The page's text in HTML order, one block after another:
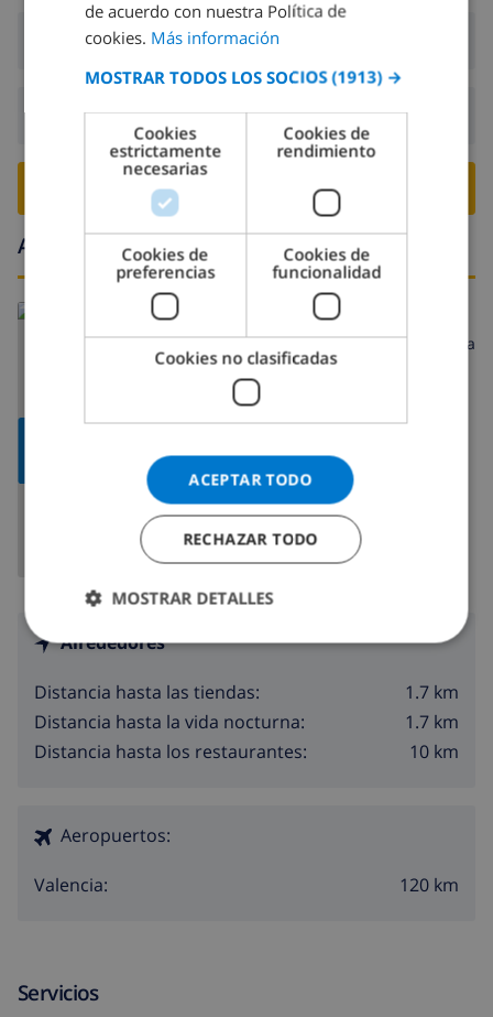
Llegada:Desde 17:00 antes de 20:00
Salida:Antes de: 10:00
RESERVE ESTE CHALÉ ›
Alrededores
Leer más sobre:
España>Costa Blanca >Calpe>La Cometa
Alrededores
Distancia hasta las tiendas:
1.7 km
Distancia hasta la vida nocturna:
1.7 km
Distancia hasta los restaurantes:
10 km
Aeropuertos:
Valencia: 120 km
Servicios
FRENCH
GERMAN
CATALAN
ITALIAN
DANISH
de acuerdo con nuestra Política de
cookies. Más información
MOSTRAR TODOS LOS SOCIOS (1913) →
Cookies
estrictamente
necesarias
Cookies de
rendimiento
Cookies de
preferencias
Cookies de
funcionalidad
Cookies no clasificadas
ACEPTAR TODO
RECHAZAR TODO
MOSTRAR DETALLES